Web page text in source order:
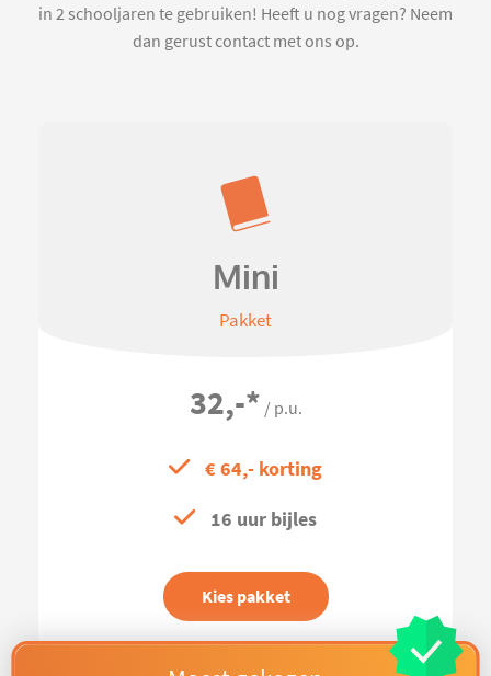
in 2 schooljaren te gebruiken! Heeft u nog vragen? Neem
dan gerust contact met ons op.
Mini
Pakket
32,-* / p.u.
€ 64,- korting
16 uur bijles
Kies pakket